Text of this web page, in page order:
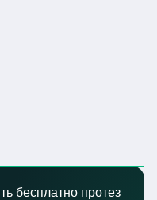
бесплатно протез